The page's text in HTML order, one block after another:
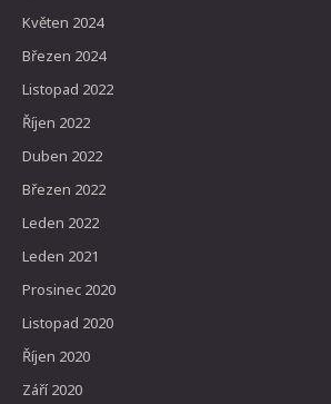
Květen 2024
Březen 2024
Listopad 2022
Říjen 2022
Duben 2022
Březen 2022
Leden 2022
Leden 2021
Prosinec 2020
Listopad 2020
Říjen 2020
Září 2020